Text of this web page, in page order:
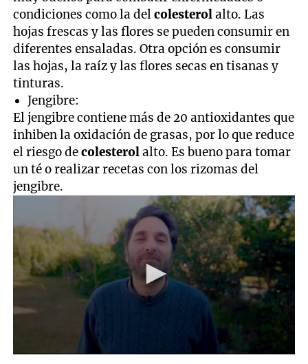
condiciones como la delcolesterolalto. Las
hojas frescas y las flores se pueden consumir en
diferentes ensaladas. Otra opción es consumir
las hojas, la raíz y las flores secas en tisanas y
tinturas.
Jengibre:
El jengibre contiene más de 20 antioxidantes que
inhiben la oxidación de grasas, por lo que reduce
el riesgo decolesterolalto. Es bueno para tomar
un té o realizar recetas con los rizomas del
jengibre.